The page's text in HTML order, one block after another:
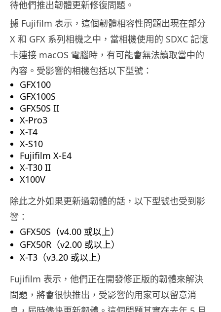
待他們推出韌體更新修復問題。
據 Fujifilm 表示，這個韌體相容性問題出現在部分
X 和 GFX 系列相機之中，當相機使用的 SDXC 記憶
卡連接 macOS 電腦時，有可能會無法讀取當中的
內容。受影響的相機包括以下型號：
GFX100
GFX100S
GFX50S II
X-Pro3
X-T4
X-S10
Fujifilm X-E4
X-T30 II
X100V
除此之外如果更新過韌體的話，以下型號也受到影
響：
GFX50S（v4.00 或以上）
GFX50R（v2.00 或以上）
X-T3（v3.20 或以上）
Fujifilm 表示，他們正在開發修正版的韌體來解決
問題，將會很快推出，受影響的用家可以留意消